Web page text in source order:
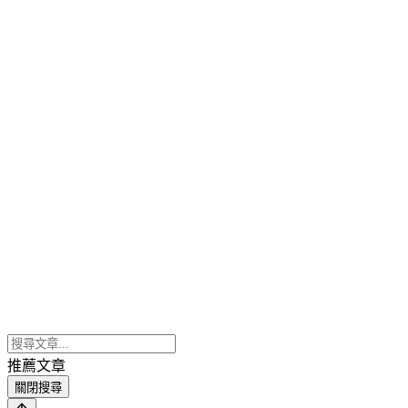
推薦文章
關閉搜尋